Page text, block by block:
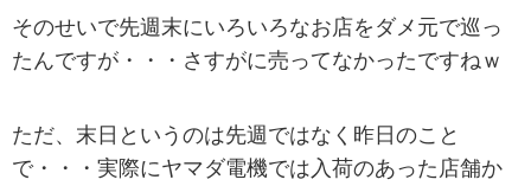
そのせいで先週末にいろいろなお店をダメ元で巡っ
たんですが・・・さすがに売ってなかったですねｗ
ただ、末日というのは先週ではなく昨日のこと
で・・・実際にヤマダ電機では入荷のあった店舗か